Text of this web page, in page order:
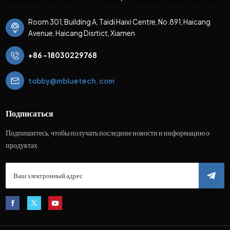
Room 301, Building A, Taidi Haixi Centre, No.891, Haicang
Avenue, Haicang Disrtict, Xiamen
+86 -18030229768
tobby@mbluetech.com
Подписаться
Подпишитесь, чтобы получать последние новости и информацию о
продуктах